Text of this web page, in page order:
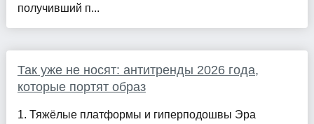
получивший п...
Так уже не носят: антитренды 2026 года,
которые портят образ
1. Тяжёлые платформы и гиперподошвы Эра